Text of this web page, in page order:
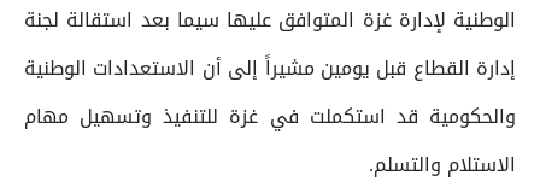
الوطنية لإدارة غزة المتوافق عليها سيما بعد استقالة لجنة
إدارة القطاع قبل يومين مشيراً إلى أن الاستعدادات الوطنية
والحكومية قد استكملت في غزة للتنفيذ وتسهيل مهام
الاستلام والتسلم.